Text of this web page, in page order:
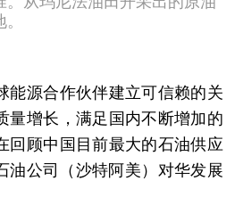
源合作伙伴建立可信赖的关
量增长，满足国内不断增加的
回顾中国目前最大的石油供应
公司（沙特阿美）对华发展